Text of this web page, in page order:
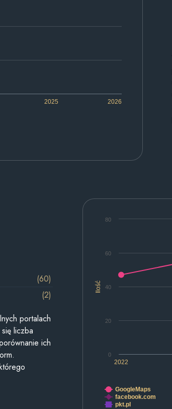
2025 2026
Ilość
2022
0
20
40
60
80
GoogleMaps
facebook.com
pkt.pl
(60)
(2)
portalach
liczba
ich